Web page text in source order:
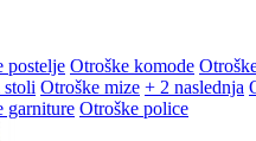
postelje Otroške komode
stoli Otroške mize + 2 naslednja
garniture Otroške police